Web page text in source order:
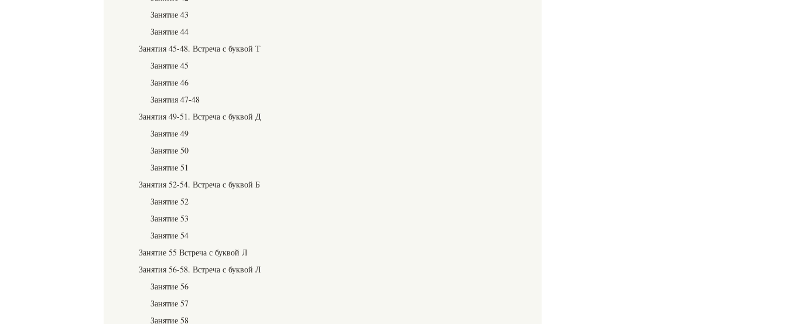
Занятие 43
Занятие 44
Занятия 45-48. Встреча с буквой Т
Занятие 45
Занятие 46
Занятия 47-48
Занятия 49-51. Встреча с буквой Д
Занятие 49
Занятие 50
Занятие 51
Занятия 52-54. Встреча с буквой Б
Занятие 52
Занятие 53
Занятие 54
Занятие 55 Встреча с буквой Л
Занятия 56-58. Встреча с буквой Л
Занятие 56
Занятие 57
Занятие 58